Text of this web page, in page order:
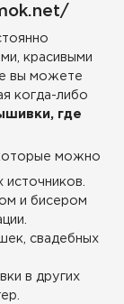
красивыми
вы можете
когда-либо
где
можно
источников.
и бисером
свадебных
в других